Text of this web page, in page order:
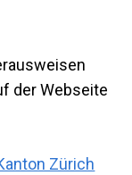
der Webseite
Zürich